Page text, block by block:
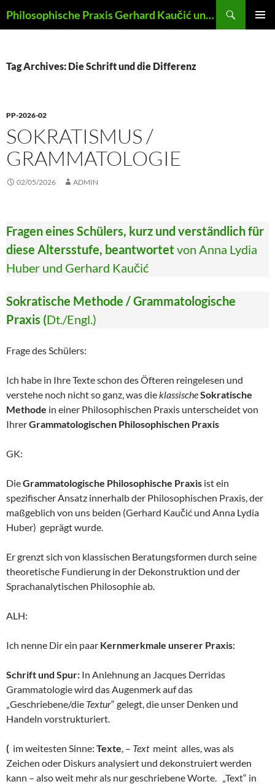
to
Philosophische Praxis Gerhard Kaučić und Anna Lydia Huber
Tag Archives: Die Schrift und die Differenz
PP-2026-02
SOKRATISMUS /
GRAMMATOLOGIE
02/05/2026 ADMIN
Fragen eines Schülers, kurz und verständlich für
diese Altersstufe, beantwortet von Anna Lydia
Huber und Gerhard Kaučić
Sokratische Methode / Grammatologische
Praxis (Dt./Engl.)
Frage des Schülers:
Ich habe in Ihre Texte schon des Öfteren reingelesen und
verstehe noch nicht so ganz, was dieklassischeSokratische
Methode in einer Philosophischen Praxis unterscheidet von
IhrerGrammatologischen Philosophischen Praxis
GK:
DieGrammatologische Philosophische Praxis ist ein
spezifischer Ansatz innerhalb der Philosophischen Praxis, der
maßgeblich von uns beiden (Gerhard Kaučić und Anna Lydia
Huber) geprägt wurde.
Er grenzt sich von klassischen Beratungsformen durch seine
theoretische Fundierung in der Dekonstruktion und der
Sprachanalytischen Philosophie ab.
ALH:
Ich nenne Dir ein paar Kernmerkmale unserer Praxis:
Schrift und Spur: In Anlehnung an Jacques Derridas
Grammatologie wird das Augenmerk auf das
„Geschriebene/die Textur“ gelegt, die unser Denken und
Handeln vorstrukturiert.
( im weitesten Sinne: Texte, – Text meint alles, was als
Zeichen oder Diskurs analysiert und dekonstruiert werden
kann – also weit mehr als nur geschriebene Worte. „Text“ in